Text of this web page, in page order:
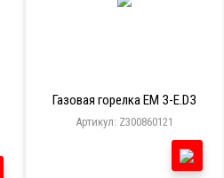
Газовая горелка EM 3-E.D3
Артикул: Z300860121